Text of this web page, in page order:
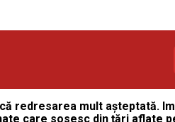
ă redresarea mult așteptată.
care sosesc din țări aflate